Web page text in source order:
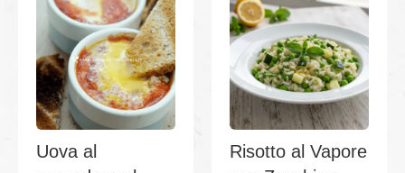
Uova al
Risotto al Vapore